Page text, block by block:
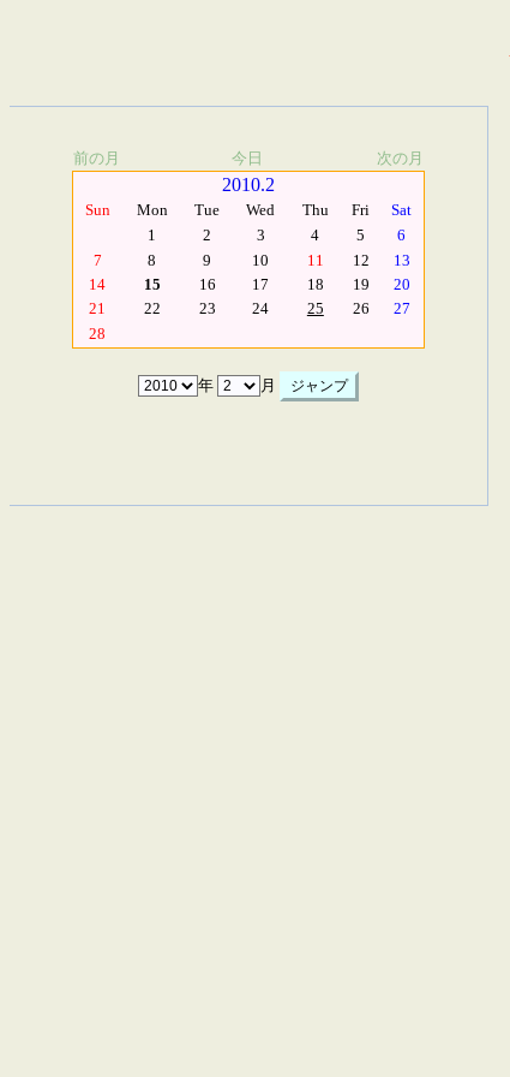
前の月 今日 次の月
2010.2
Sun Mon Tue Wed Thu Fri
Sat
1
2 3 4 5
6
7
8 9 10 11 12
13
14
15 16 17 18 19
20
21
22 23 24 25 26
27
28
年 月